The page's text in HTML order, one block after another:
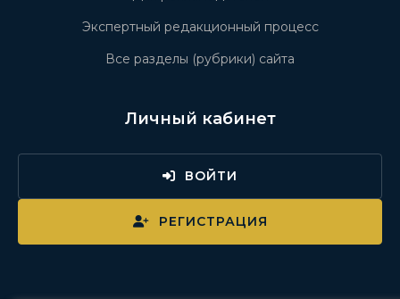
Экспертный редакционный процесс
Все разделы (рубрики) сайта
Личный кабинет
ВОЙТИ
РЕГИСТРАЦИЯ